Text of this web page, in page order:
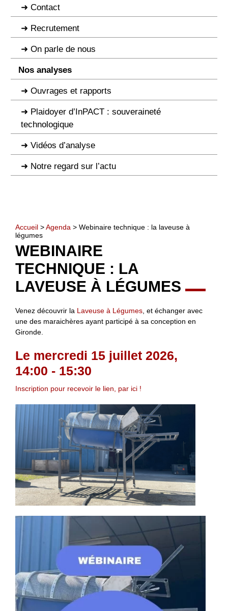
Contact
Recrutement
On parle de nous
Nos analyses
Ouvrages et rapports
Plaidoyer d’InPACT : souveraineté
technologique
Vidéos d’analyse
Notre regard sur l’actu
Accueil >Agenda > Webinaire technique : la laveuse à
légumes
WEBINAIRE
TECHNIQUE : LA
LAVEUSE À LÉGUMES
Venez découvrir la Laveuse à Légumes , et échanger avec
une des maraichères ayant participé à sa conception en
Gironde.
Le mercredi 15 juillet 2026,
14:00 - 15:30
Inscription pour recevoir le lien, par ici !